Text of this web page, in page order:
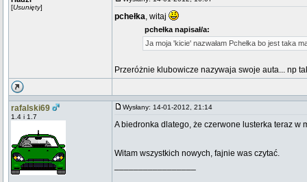
[Usunięty]
pchełka, witaj
pchełka napisał/a:
Ja moja 'kicie' nazwałam Pchełka bo jest taka
Przeróżnie klubowicze nazywaja swoje auta... np
rafalski69
1.4 i 1.7
Wysłany: 14-01-2012, 21:14
A biedronka dlatego, że czerwone lusterka teraz w
Witam wszystkich nowych, fajnie was czytać.